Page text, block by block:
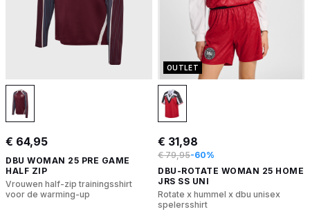
€ 64,95
DBU WOMAN 25 PRE GAME
HALF ZIP
Vrouwen half-zip trainingsshirt
voor de warming-up
OUTLET
€ 31,98
€ 79,95-60%
DBU-ROTATE WOMAN 25 HOME
JRS SS UNI
Rotate x hummel x dbu unisex
spelersshirt